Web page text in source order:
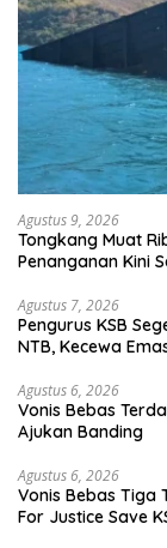
Agustus 9, 2026
Tongkang Muat
Penanganan Kini
Agustus 7, 2026
Pengurus KSB
NTB, Kecewa
Agustus 6, 2026
Vonis Bebas
Ajukan Banding
Agustus 6, 2026
Vonis Bebas Tiga
For Justice Save